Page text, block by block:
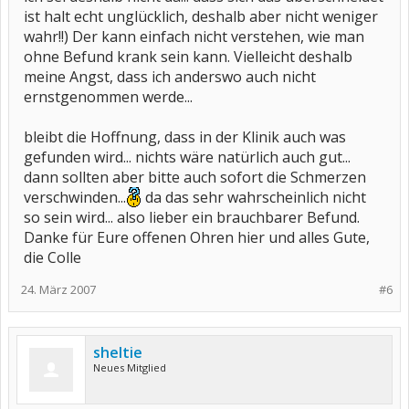
ist halt echt unglücklich, deshalb aber nicht weniger
wahr!!) Der kann einfach nicht verstehen, wie man
ohne Befund krank sein kann. Vielleicht deshalb
meine Angst, dass ich anderswo auch nicht
ernstgenommen werde...
bleibt die Hoffnung, dass in der Klinik auch was
gefunden wird... nichts wäre natürlich auch gut...
dann sollten aber bitte auch sofort die Schmerzen
verschwinden...
da das sehr wahrscheinlich nicht
so sein wird... also lieber ein brauchbarer Befund.
Danke für Eure offenen Ohren hier und alles Gute,
die Colle
#6
24. März 2007
sheltie
Neues Mitglied